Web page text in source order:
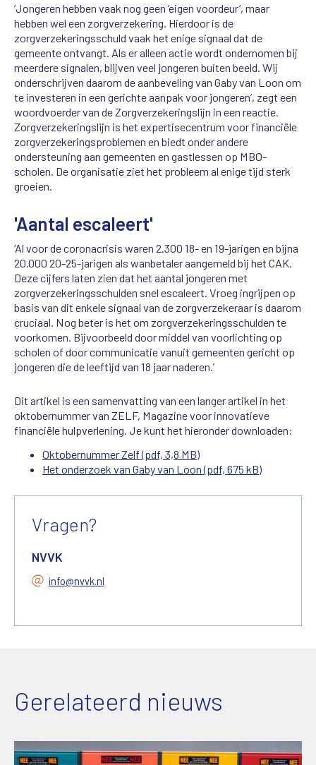
‘Jongeren hebben vaak nog geen ‘eigen voordeur’, maar
hebben wel een zorgverzekering. Hierdoor is de
zorgverzekeringsschuld vaak het enige signaal dat de
gemeente ontvangt. Als er alleen actie wordt ondernomen bij
meerdere signalen, blijven veel jongeren buiten beeld. Wij
onderschrijven daarom de aanbeveling van Gaby van Loon om
te investeren in een gerichte aanpak voor jongeren’, zegt een
woordvoerder van de Zorgverzekeringslijn in een reactie.
Zorgverzekeringslijn is het expertisecentrum voor financiële
zorgverzekeringsproblemen en biedt onder andere
ondersteuning aan gemeenten en gastlessen op MBO-
scholen. De organisatie ziet het probleem al enige tijd sterk
groeien.
'Aantal escaleert'
‘Al voor de coronacrisis waren 2.300 18- en 19-jarigen en bijna
20.000 20-25-jarigen als wanbetaler aangemeld bij het CAK.
Deze cijfers laten zien dat het aantal jongeren met
zorgverzekeringsschulden snel escaleert. Vroeg ingrijpen op
basis van dit enkele signaal van de zorgverzekeraar is daarom
cruciaal. Nog beter is het om zorgverzekeringsschulden te
voorkomen. Bijvoorbeeld door middel van voorlichting op
scholen of door communicatie vanuit gemeenten gericht op
jongeren die de leeftijd van 18 jaar naderen.’
Dit artikel is een samenvatting van een langer artikel in het
oktobernummer van ZELF, Magazine voor innovatieve
financiële hulpverlening. Je kunt het hieronder downloaden:
Oktobernummer Zelf (pdf, 3,8 MB)
Het onderzoek van Gaby van Loon (pdf, 675 kB)
Vragen?
NVVK
info@nvvk.nl
Gerelateerd nieuws